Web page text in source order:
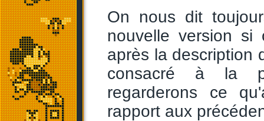
On nous dit
nouvelle version
après la description
consacré à la
regarderons ce
rapport aux